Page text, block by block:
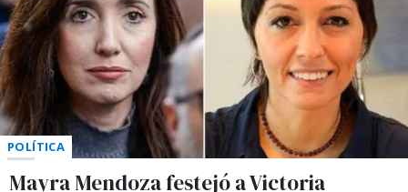
POLÍTICA
Mayra Mendoza festejó a Victoria